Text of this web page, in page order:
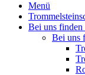
Menü
Bei uns finden
Bei uns